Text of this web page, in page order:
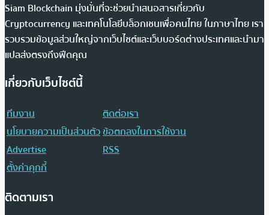
Siam Blockchain มุ่งมั่นที่จะช่วยนำเสนอสารเกี่ยวกับ
Cryptocurrency และเทคโนโลยีบล็อกเชนเพื่อคนไทย ในภาษาไทย เรา
รวบรวมข้อมูลส่วนใหญ่จากเว็บไซต์และเว็บบอร์ดต่างประเทศและนำมา
แปลส่งตรงถึงฟีดคุณ
เกี่ยวกับเว็บไซต์นี้
ทีมงาน
ติดต่อเรา
นโยบายความเป็นส่วนตัวข้อตกลงในการใช้งาน
Advertise
RSS
ตั้งค่าคุกกี้
ติดตามเรา